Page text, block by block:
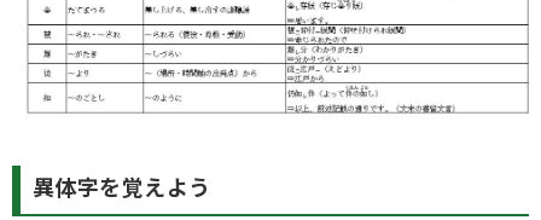
異体字を覚えよう